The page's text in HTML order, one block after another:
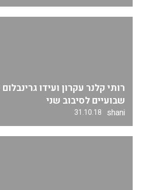
רותי קלנר עקרון ועידו
שבועיים לסיבוב שני
shani
31.10.18